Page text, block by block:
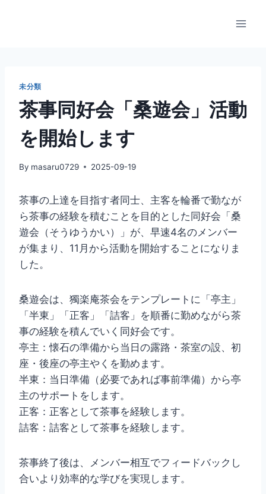
未分類
茶事同好会「桑遊会」活動
を開始します
By masaru0729 2025-09-19
茶事の上達を目指す者同士、主客を輪番で勤なが
ら茶事の経験を積むことを目的とした同好会「桑
遊会（そうゆうかい）」が、早速4名のメンバー
が集まり、11月から活動を開始することになりま
した。
桑遊会は、獨楽庵茶会をテンプレートに「亭主」
「半東」「正客」「詰客」を順番に勤めながら茶
事の経験を積んでいく同好会です。
亭主：懐石の準備から当日の露路・茶室の設、初
座・後座の亭主やくを勤めます。
半東：当日準備（必要であれば事前準備）から亭
主のサポートをします。
正客：正客として茶事を経験します。
詰客：詰客として茶事を経験します。
茶事終了後は、メンバー相互でフィードバックし
合いより効率的な学びを実現します。